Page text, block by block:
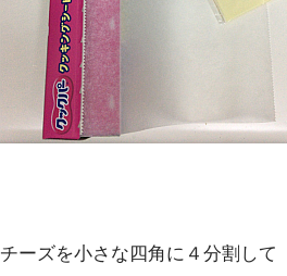
チーズを小さな四角に４分割して